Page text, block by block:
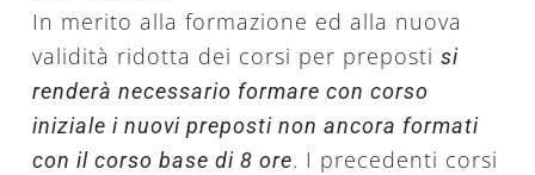
In merito alla formazione ed alla nuova
validità ridotta dei corsi per preposti si
renderà necessario formare con corso
iniziale i nuovi preposti non ancora formati
con il corso base di 8 ore. I precedenti corsi